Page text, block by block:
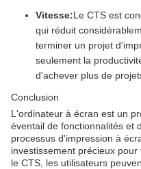
Vitesse:Le CTS est
qui réduit
terminer un projet
seulement la
d'achever plus de
Conclusion
L'ordinateur à écran est un
éventail de fonctionnalités et
processus d'impression à
investissement précieux
le CTS, les utilisateurs